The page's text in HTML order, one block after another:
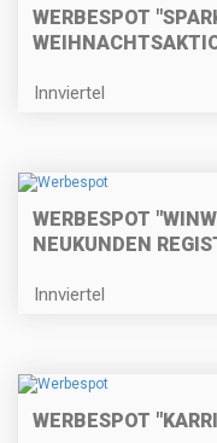
WERBESPOT
Innviertel
WERBESPOT
NEUKUNDEN
Innviertel
WERBESPOT